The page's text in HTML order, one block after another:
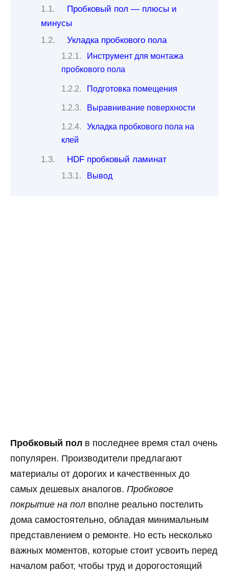
Пробковый пол — плюсы и
минусы
Укладка пробкового пола
Инструмент для монтажа
пробкового пола
Подготовка помещения
Выравнивание поверхности
Укладка пробкового пола на
клей
HDF пробковый ламинат
Вывод
Пробковый пол в последнее время стал очень
популярен. Производители предлагают
материалы от дорогих и качественных до
самых дешевых аналогов. Пробковое
покрытие на пол вполне реально постелить
дома самостоятельно, обладая минимальным
представлением о ремонте. Но есть несколько
важных моментов, которые стоит усвоить перед
началом работ, чтобы труд и дорогостоящий